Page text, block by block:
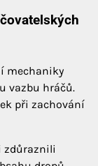
mechaniky
vazbu hráčů.
při zachování
zdůraznili